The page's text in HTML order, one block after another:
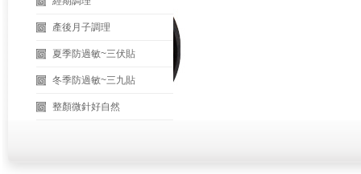
產後月子調理
夏季防過敏~三伏貼
冬季防過敏~三九貼
整顏微針好自然